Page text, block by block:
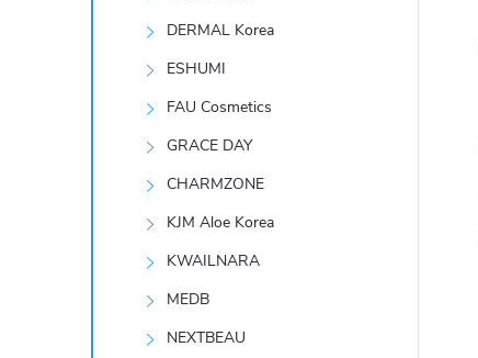
DERMAL Korea
ESHUMI
FAU Cosmetics
GRACE DAY
CHARMZONE
KJM Aloe Korea
KWAILNARA
MEDB
NEXTBEAU